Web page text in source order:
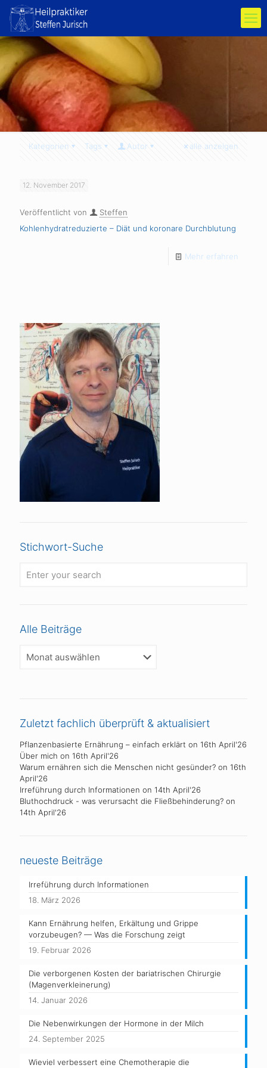
Kategorien Tags Autor alle anzeigen
12. November 2017
Veröffentlicht von
Steffen
Kohlenhydratreduzierte – Diät und koronare Durchblutung
Mehr erfahren
Stichwort-Suche
Alle Beiträge
Beiträge
Zuletzt fachlich überprüft & aktualisiert
Pflanzenbasierte Ernährung – einfach erklärt on 16th April'26
Über mich on 16th April'26
Warum ernähren sich die Menschen nicht gesünder? on 16th
April'26
Irreführung durch Informationen on 14th April'26
Bluthochdruck - was verursacht die Fließbehinderung? on
14th April'26
neueste Beiträge
Irreführung durch Informationen
18. März 2026
Kann Ernährung helfen, Erkältung und Grippe
vorzubeugen? — Was die Forschung zeigt
19. Februar 2026
Die verborgenen Kosten der bariatrischen Chirurgie
(Magenverkleinerung)
14. Januar 2026
Die Nebenwirkungen der Hormone in der Milch
24. September 2025
Wieviel verbessert eine Chemotherapie die